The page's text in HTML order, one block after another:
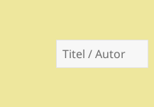
Suchen